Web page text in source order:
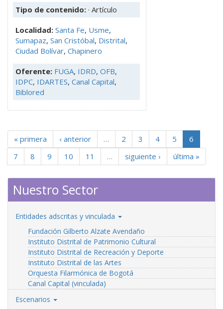
Tipo de contenido: · Artículo
Localidad: Santa Fe, Usme,
Sumapaz, San Cristóbal, Distrital,
Ciudad Bolívar, Chapinero
Oferente: FUGA, IDRD, OFB,
IDPC, IDARTES, Canal Capital,
Biblored
« primera ‹ anterior … 2 3 4 5
6
7
8 9 10 11 … siguiente › última »
Nuestro Sector
Entidades adscritas y vinculada
Fundación Gilberto Alzate Avendaño
Instituto Distrital de Patrimonio Cultural
Instituto Distrital de Recreación y Deporte
Instituto Distrital de las Artes
Orquesta Filarmónica de Bogotá
Canal Capital (vinculada)
Escenarios